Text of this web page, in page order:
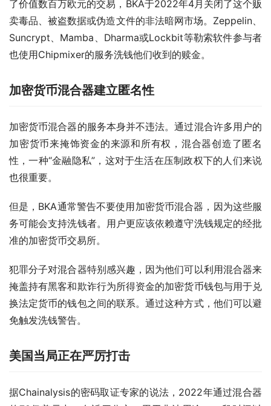
了价值数百万欧元的交易，BKA于2022年4月关闭了这个贩
卖毒品、被盗数据或伪造文件的非法暗网市场。Zeppelin、
Suncrypt、Mamba、Dharma或Lockbit等勒索软件参与者
也使用Chipmixer的服务洗钱他们收到的赎金。
加密货币混合器建立匿名性
加密货币混合器的服务本身并不违法。通过混合许多用户的
加密货币来掩饰资金的来源和所有权，混合器创造了匿名
性，一种“金融隐私”，这对于生活在压制政权下的人们来说
也很重要。
但是，BKA通常警告不要使用加密货币混合器，因为这些服
务可能会支持洗钱者。用户更应该依赖遵守洗钱规定的经批
准的加密货币交易所。
犯罪分子对混合器特别感兴趣，因为他们可以利用混合器来
掩盖持有黑客和欺诈行为所得资金的加密货币钱包与用于兑
换法定货币的钱包之间的联系。通过这种方式，他们可以避
免触发洗钱警告。
美国当局正在严厉打击
据Chainalysis的密码取证专家的说法，2022年通过混合器